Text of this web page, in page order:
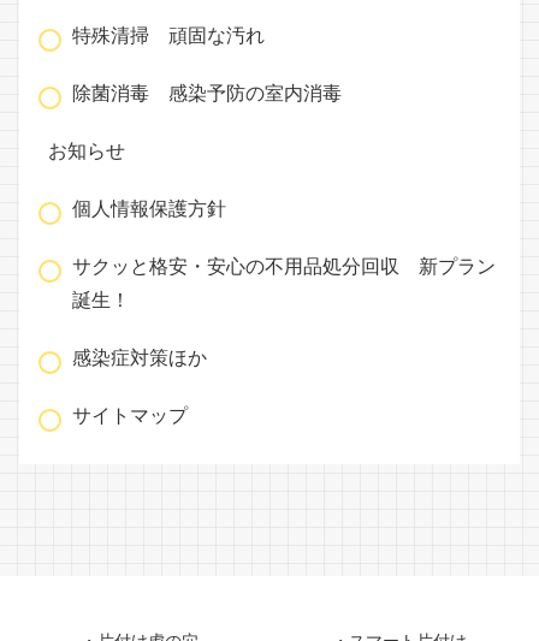
特殊清掃 頑固な汚れ
除菌消毒 感染予防の室内消毒
お知らせ
個人情報保護方針
サクッと格安・安心の不用品処分回収 新プラン
誕生！
感染症対策ほか
サイトマップ